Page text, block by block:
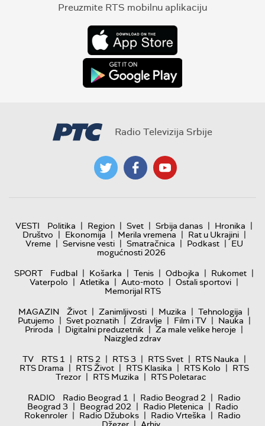
Preuzmite RTS mobilnu aplikaciju
Radio Televizija Srbije
VESTI Politika | Region | Svet | Srbija danas | Hronika |
Društvo | Ekonomija | Merila vremena | Rat u Ukrajini |
Vreme | Servisne vesti | Smatračnica | Podkast | EU
mogućnosti 2026
SPORT
Fudbal | Košarka | Tenis | Odbojka | Rukomet |
Vaterpolo | Atletika | Auto-moto | Ostali sportovi |
Memorijal RTS
MAGAZIN
Život | Zanimljivosti | Muzika | Tehnologija |
Putujemo | Svet poznatih | Zdravlje | Film i TV | Nauka |
Priroda | Digitalni preduzetnik | Za male velike heroje |
Naizgled zdrav
TV
RTS 1 | RTS 2 | RTS 3 | RTS Svet | RTS Nauka |
RTS Drama | RTS Život | RTS Klasika | RTS Kolo | RTS
Trezor | RTS Muzika | RTS Poletarac
RADIO
Radio Beograd 1 | Radio Beograd 2 | Radio
Beograd 3 | Beograd 202 | Radio Pletenica | Radio
Rokenroler | Radio Džuboks | Radio Vrteška | Radio